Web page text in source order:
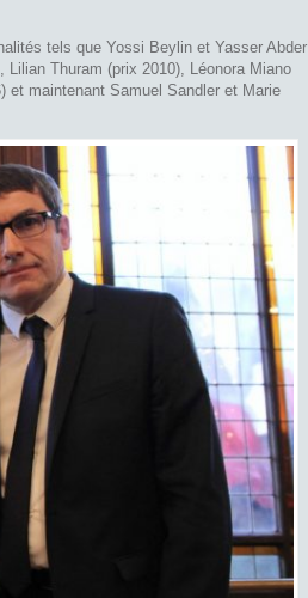
tels que Yossi Beylin et Yasser Abder
Thuram (prix 2010), Léonora Miano
et maintenant Samuel Sandler et Marie